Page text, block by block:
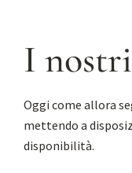
I
Oggi come allora
mettendo a
disponibilità.